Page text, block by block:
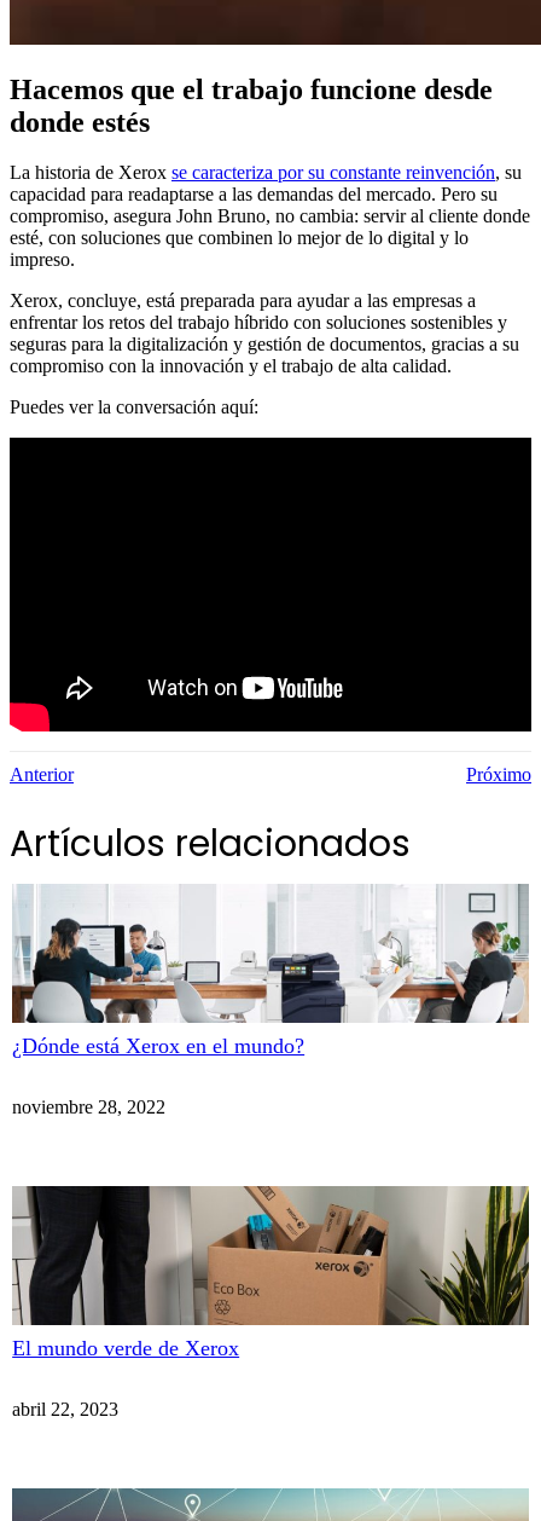
Hacemos que el trabajo funcione desde
donde estés
La historia de Xerox se caracteriza por su constante reinvención, su
capacidad para readaptarse a las demandas del mercado. Pero su
compromiso, asegura John Bruno, no cambia: servir al cliente donde
esté, con soluciones que combinen lo mejor de lo digital y lo
impreso.
Xerox, concluye, está preparada para ayudar a las empresas a
enfrentar los retos del trabajo híbrido con soluciones sostenibles y
seguras para la digitalización y gestión de documentos, gracias a su
compromiso con la innovación y el trabajo de alta calidad.
Puedes ver la conversación aquí:
Anterior Próximo
Artículos relacionados
¿Dónde está Xerox en el mundo?
noviembre 28, 2022
El mundo verde de Xerox
abril 22, 2023